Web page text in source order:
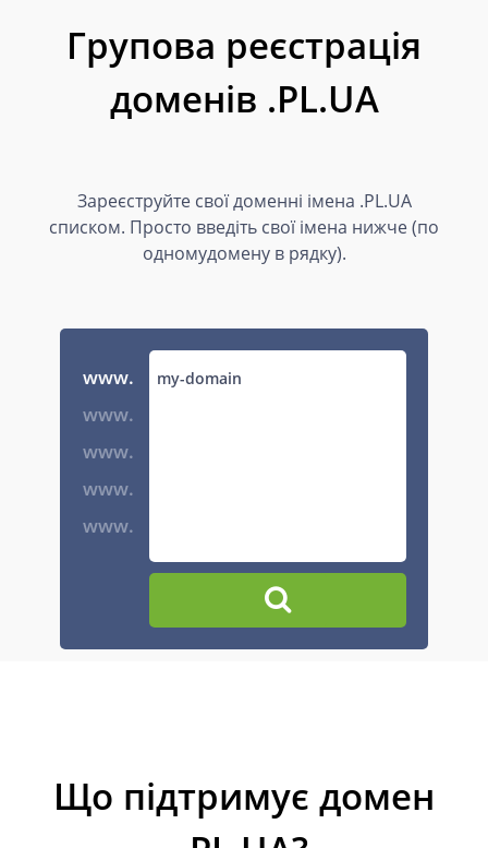
Групова реєстрація
доменів .PL.UA
Зареєструйте свої доменні імена .PL.UA
списком. Просто введіть свої імена нижче (по
одномудомену в рядку).
www.
www.
www.
www.
www.
Що підтримує домен